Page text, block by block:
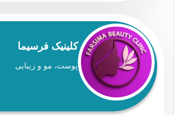
کلینیک فرسیما
پوست، مو و زیبایی